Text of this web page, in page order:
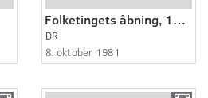
Folketingets åbning, 1981
DR
8. oktober 1981